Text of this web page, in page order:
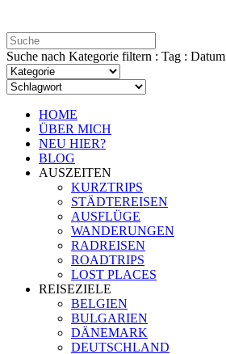
Suche nach Kategorie filtern : Tag : Datum
HOME
ÜBER MICH
NEU HIER?
BLOG
AUSZEITEN
KURZTRIPS
STÄDTEREISEN
AUSFLÜGE
WANDERUNGEN
RADREISEN
ROADTRIPS
LOST PLACES
REISEZIELE
BELGIEN
BULGARIEN
DÄNEMARK
DEUTSCHLAND